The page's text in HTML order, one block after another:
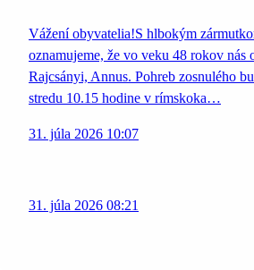
Vážení obyvatelia!S hlbokým
oznamujeme, že vo veku 48 rokov nás
Rajcsányi, Annus. Pohreb zosnulého
stredu 10.15 hodine v rímskoka…
31. júla 2026 10:07
31. júla 2026 08:21